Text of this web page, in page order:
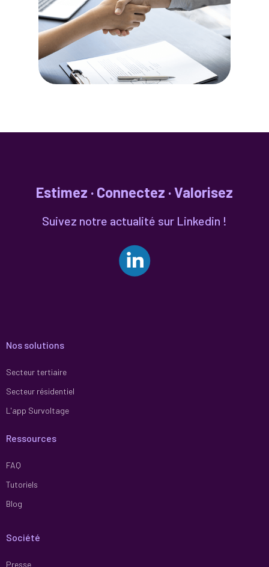
Estimez · Connectez · Valorisez
Suivez notre actualité sur Linkedin !
Nos solutions
Secteur tertiaire
Secteur résidentiel
L'app Survoltage
Ressources
FAQ
Tutoriels
Blog
Société
Presse